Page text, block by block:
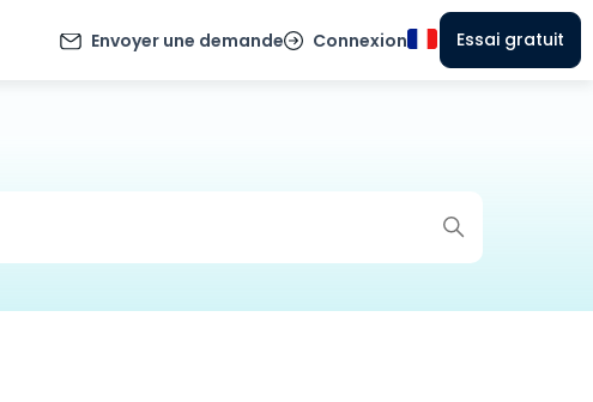
Envoyer une demande Connexion Essai gratuit